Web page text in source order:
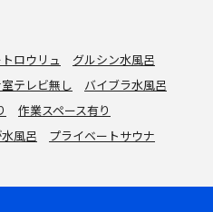
ロウリュ
グルシン水風呂
テレビ無し
バイブラ水風呂
作業スペース有り
風呂 プライベートサウナ